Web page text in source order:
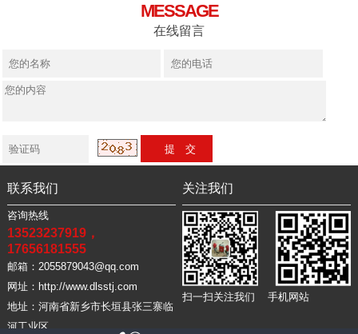
MESSAGE
在线留言
联系我们
咨询热线
13523237919，
17656181555
邮箱：2055879043@qq.com
网址：http://www.dlsstj.com
地址：河南省新乡市长垣县张三寨临
河工业区
关注我们
扫一扫关注我们 手机网站